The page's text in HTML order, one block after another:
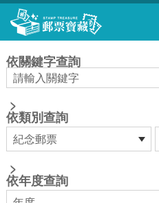
跳到主要內容區塊
依關鍵字查詢
>
依類別查詢
>
依年度查詢